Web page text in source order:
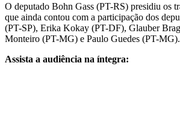
O deputado Bohn Gass (PT-RS) presidiu os
que ainda contou com a participação dos
(PT-SP), Erika Kokay (PT-DF), Glauber
Monteiro (PT-MG) e Paulo Guedes (PT-MG).
Assista a audiência na íntegra: